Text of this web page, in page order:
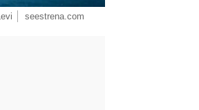
seestrena.com